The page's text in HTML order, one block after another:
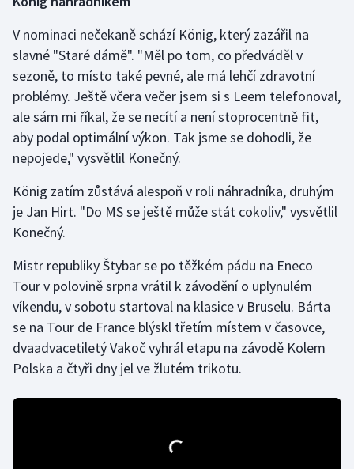
Krasobruslení
Lezení
Lyže a snowboard
Moderní pětiboj
Olympijské hry
Plavání
Plážový volejbal
Ragby
V nominaci nečekaně schází König, který zazářil na
slavné "Staré dámě". "Měl po tom, co předváděl v
sezoně, to místo také pevné, ale má lehčí zdravotní
problémy. Ještě včera večer jsem si s Leem telefonoval,
ale sám mi říkal, že se necítí a není stoprocentně fit,
aby podal optimální výkon. Tak jsme se dohodli, že
nepojede," vysvětlil Konečný.
König zatím zůstává alespoň v roli náhradníka, druhým
je Jan Hirt. "Do MS se ještě může stát cokoliv," vysvětlil
Konečný.
Mistr republiky Štybar se po těžkém pádu na Eneco
Tour v polovině srpna vrátil k závodění o uplynulém
víkendu, v sobotu startoval na klasice v Bruselu. Bárta
se na Tour de France blýskl třetím místem v časovce,
dvaadvacetiletý Vakoč vyhrál etapu na závodě Kolem
Polska a čtyři dny jel ve žlutém trikotu.